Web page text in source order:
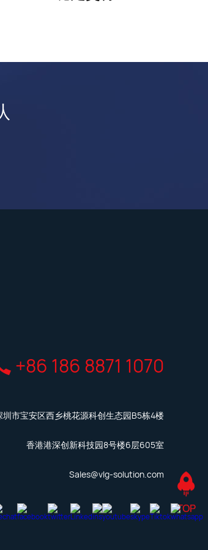
+86 186 8871 1070
圳市宝安区西乡桃花源科创生态园B5栋4楼
香港港深创新科技园8号楼6层605室
Sales@vlg-solution.com